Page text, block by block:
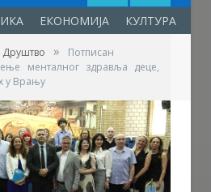
ЕКОНОМИЈА КУЛТУРА
Друштво »
Потписан
менталног здравља деце,
у Врању